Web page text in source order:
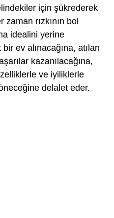
için şükrederek
rızkının bol
idealini yerine
ev alınacağına, atılan
kazanılacağına,
ve iyiliklerle
delalet eder.